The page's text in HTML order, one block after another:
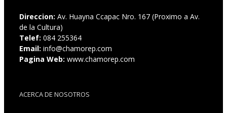
Direccion: Av. Huayna Ccapac Nro. 167 (Proximo a Av.
de la Cultura)
Telef: 084 255364
Email: info@chamorep.com
Pagina Web: www.chamorep.com
ACERCA DE NOSOTROS